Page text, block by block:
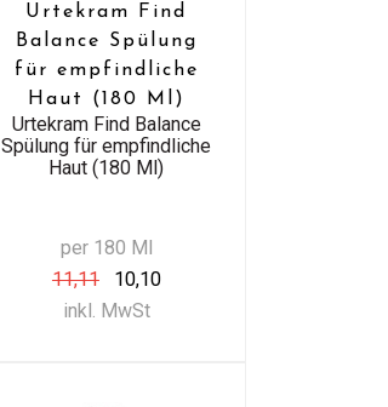
Urtekram Find
Balance Spülung
für empfindliche
Haut (180 Ml)
Urtekram Find Balance
Spülung für empfindliche
Haut (180 Ml)
per 180 Ml
11,11
10,10
inkl. MwSt